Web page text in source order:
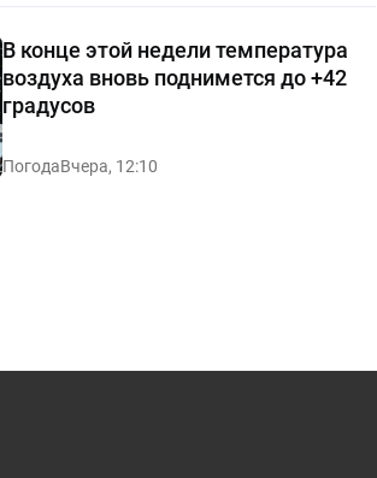
В конце этой недели температура
воздуха вновь поднимется до +42
градусов
ПогодаВчера, 12:10